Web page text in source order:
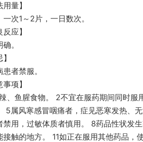
用量】
一次1～2片，一日数次。
反应】
。
者禁服。
事项】
、鱼腥食物。 2不宜在服药期间同时
5属风寒感冒咽痛者，症见恶寒发热、
禁用，过敏体质者慎用。 8药品性状发
接触的地方。 11如正在服用其他药品，